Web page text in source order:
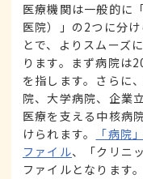
医療機関は一般的に
医院）」の2つに分
とで、よりスムーズ
ります。まず病院は
を指します。さらに
院、大学病院、企業
医療を支える中核病
けられます。
「病院
ファイル、「クリニ
ファイルとなります。